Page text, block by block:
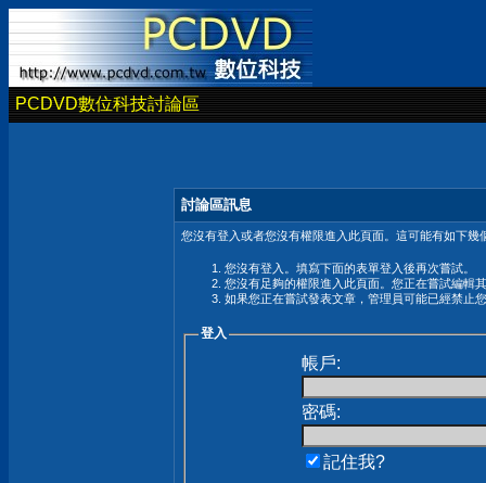
PCDVD數位科技討論區
討論區訊息
您沒有登入或者您沒有權限進入此頁面。這可能有如下幾
您沒有登入。填寫下面的表單登入後再次嘗試。
您沒有足夠的權限進入此頁面。您正在嘗試編輯
如果您正在嘗試發表文章，管理員可能已經禁止
登入
帳戶:
密碼:
記住我?